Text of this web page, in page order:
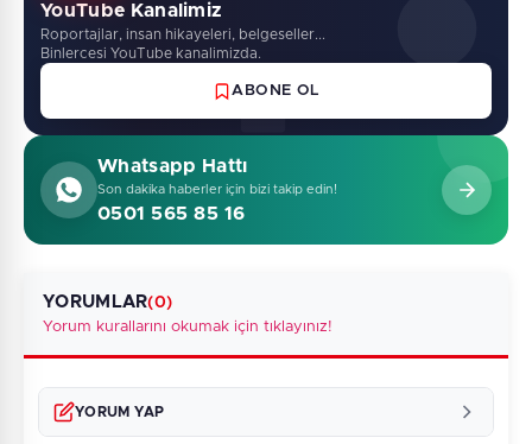
YouTube Kanalimiz
Roportajlar, insan hikayeleri, belgeseller...
Binlercesi YouTube kanalimizda.
ABONE OL
Whatsapp Hattı
Son dakika haberler için bizi takip edin!
0501 565 85 16
YORUMLAR(0)
Yorum kurallarını okumak için tıklayınız!
YORUM YAP